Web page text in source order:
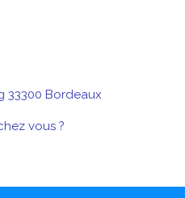
33300 Bordeaux
vous ?